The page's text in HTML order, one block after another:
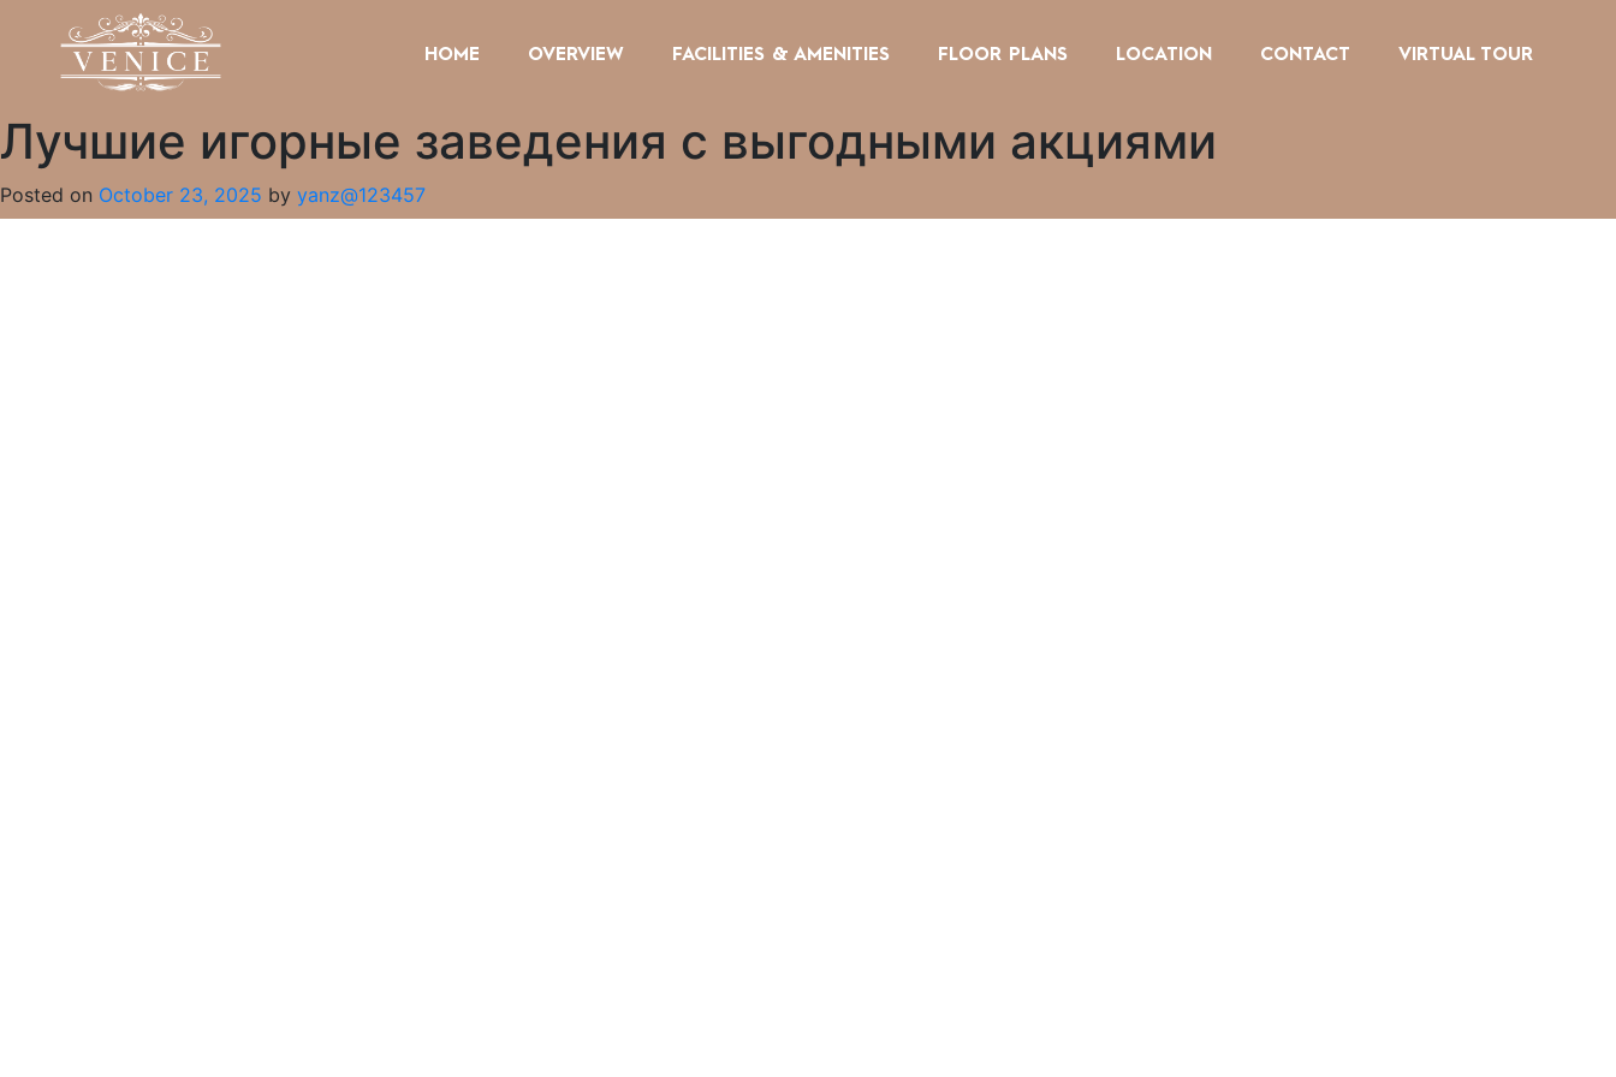
HOME OVERVIEW FACILITIES & AMENITIES FLOOR PLANS LOCATION CONTACT VIRTUAL TOUR
Лучшие игорные заведения с выгодными акциями
Posted on October 23, 2025 by yanz@123457